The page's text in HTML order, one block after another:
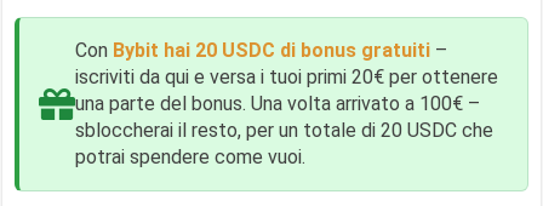
Con Bybit hai 20 USDC di bonus gratuiti –
iscriviti da qui e versa i tuoi primi 20€ per ottenere
una parte del bonus. Una volta arrivato a 100€ –
sbloccherai il resto, per un totale di 20 USDC che
potrai spendere come vuoi.